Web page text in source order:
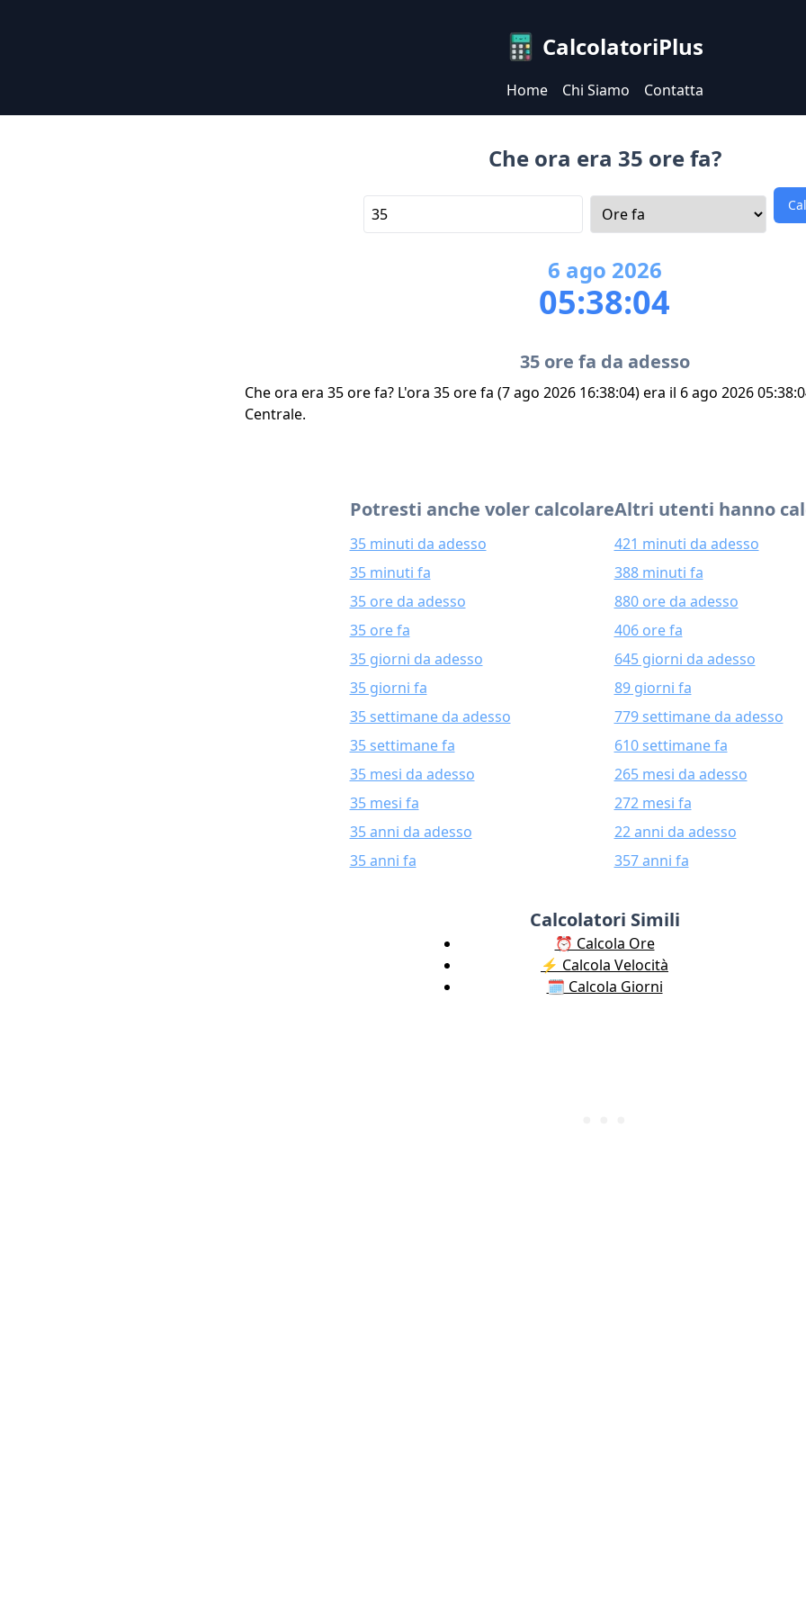
CalcolatoriPlus
Home Chi Siamo Contatta
Che ora era 35 ore fa?
6 ago 2026
05:38:04
35 ore fa da adesso
Che ora era 35 ore fa? L'ora 35 ore fa (7 ago 2026 16:38:04) era il 6 ago 2026
Centrale.
Potresti anche voler calcolare
35 minuti da adesso
35 minuti fa
35 ore da adesso
35 ore fa
35 giorni da adesso
35 giorni fa
35 settimane da adesso
35 settimane fa
35 mesi da adesso
35 mesi fa
35 anni da adesso
35 anni fa
Altri utenti hanno
421 minuti da adesso
388 minuti fa
880 ore da adesso
406 ore fa
645 giorni da adesso
89 giorni fa
779 settimane da adesso
610 settimane fa
265 mesi da adesso
272 mesi fa
22 anni da adesso
357 anni fa
Calcolatori Simili
⏰ Calcola Ore
⚡️ Calcola Velocità
🗓️ Calcola Giorni